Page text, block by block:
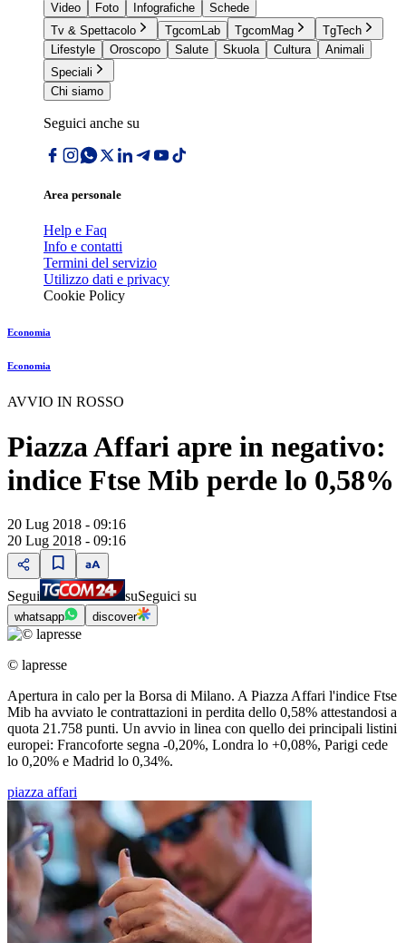
Video
Foto Infografiche
Schede
Tv & Spettacolo
TgcomLab TgcomMag
TgTech
Lifestyle
Oroscopo Salute Skuola Cultura
Animali
Speciali
Chi siamo
Seguici anche su
Area personale
Help e Faq
Info e contatti
Termini del servizio
Utilizzo dati e privacy
Cookie Policy
Economia
Economia
AVVIO IN ROSSO
Piazza Affari apre in negativo:
indice Ftse Mib perde lo 0,58%
20 Lug 2018 - 09:16
20 Lug 2018 - 09:16
Segui suSeguici su
whatsapp discover
© lapresse
Apertura in calo per la Borsa di Milano. A Piazza Affari l'indice Ftse
Mib ha avviato le contrattazioni in perdita dello 0,58% attestandosi a
quota 21.758 punti. Un avvio in linea con quello dei principali listini
europei: Francoforte segna -0,20%, Londra lo +0,08%, Parigi cede
lo 0,20% e Madrid lo 0,34%.
piazza affari